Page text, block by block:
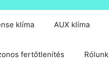
klíma AUX klíma
fertőtlenítés Rólunk